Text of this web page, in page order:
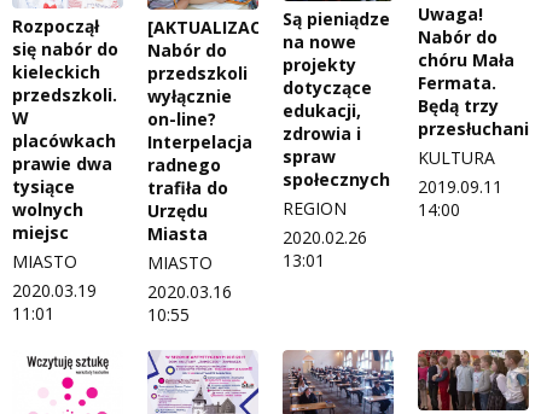
Rozpoczął
się nabór do
kieleckich
przedszkoli.
W
placówkach
prawie dwa
tysiące
wolnych
miejsc
MIASTO
2020.03.19
11:01
[AKTUALIZACJA]
Nabór do
przedszkoli
wyłącznie
on-line?
Interpelacja
radnego
trafiła do
Urzędu
Miasta
MIASTO
2020.03.16
10:55
Są pieniądze
na nowe
projekty
dotyczące
edukacji,
zdrowia i
spraw
społecznych
REGION
2020.02.26
13:01
Uwaga!
Nabór do
chóru Mała
Fermata.
Będą trzy
przesłuchania
KULTURA
2019.09.11
14:00